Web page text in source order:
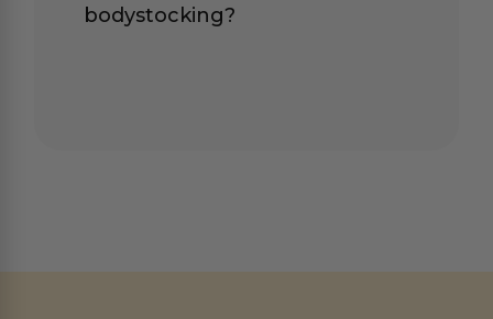
bodystocking?